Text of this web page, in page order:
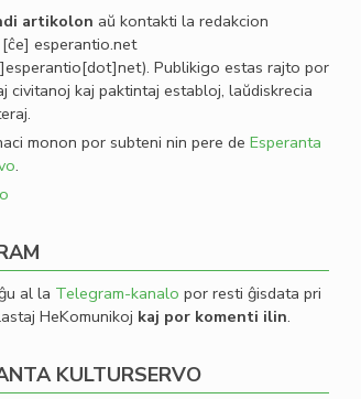
artikolon aŭ kontakti la redakcion
[ĉe] esperantio.net
. Publikigo estas rajto por
civitanoj kaj paktintaj establoj, laŭdiskrecia
monon por subteni nin pere de Esperanta
.
al la Telegram-kanalo por resti ĝisdata pri
HeKomunikoj kaj por komenti ilin.
KULTURSERVO